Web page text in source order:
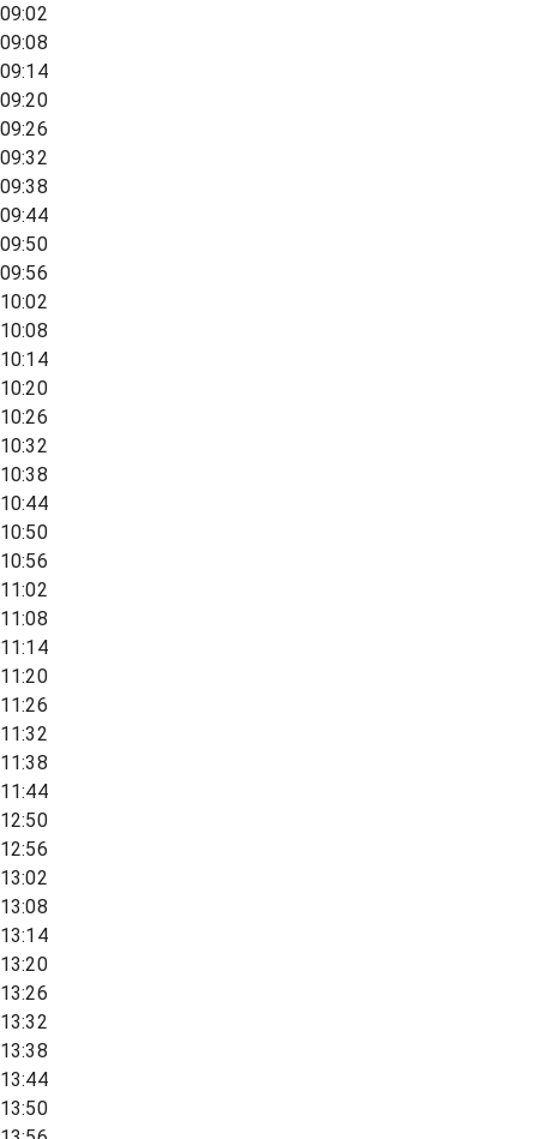
09:02
09:08
09:14
09:20
09:26
09:32
09:38
09:44
09:50
09:56
10:02
10:08
10:14
10:20
10:26
10:32
10:38
10:44
10:50
10:56
11:02
11:08
11:14
11:20
11:26
11:32
11:38
11:44
12:50
12:56
13:02
13:08
13:14
13:20
13:26
13:32
13:38
13:44
13:50